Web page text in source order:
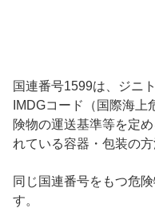
国連番号1599は、ジニ
IMDGコード（国際海
険物の運送基準等を定
れている容器・包装の
同じ国連番号をもつ危
す。